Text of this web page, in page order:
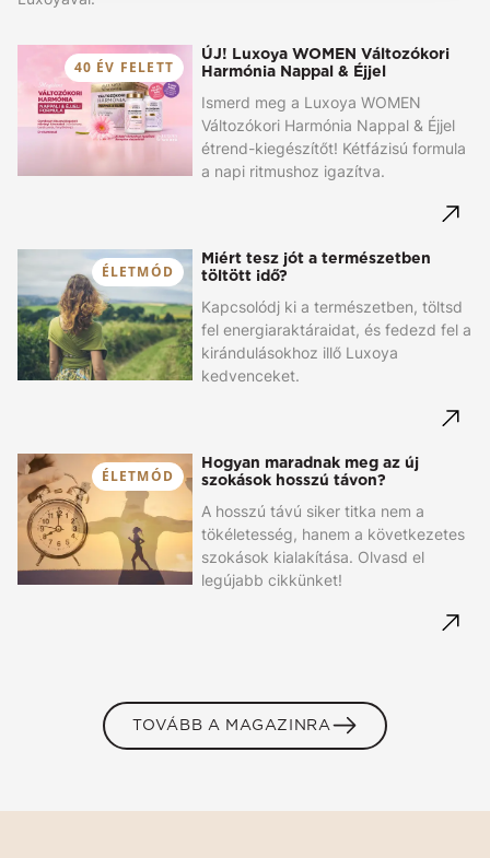
40 ÉV FELETT
ÚJ! Luxoya WOMEN Változókori
Harmónia Nappal & Éjjel
Ismerd meg a Luxoya WOMEN
Változókori Harmónia Nappal & Éjjel
étrend-kiegészítőt! Kétfázisú formula
a napi ritmushoz igazítva.
ÉLETMÓD
Miért tesz jót a természetben
töltött idő?
Kapcsolódj ki a természetben, töltsd
fel energiaraktáraidat, és fedezd fel a
kirándulásokhoz illő Luxoya
kedvenceket.
ÉLETMÓD
Hogyan maradnak meg az új
szokások hosszú távon?
A hosszú távú siker titka nem a
tökéletesség, hanem a következetes
szokások kialakítása. Olvasd el
legújabb cikkünket!
TOVÁBB A MAGAZINRA